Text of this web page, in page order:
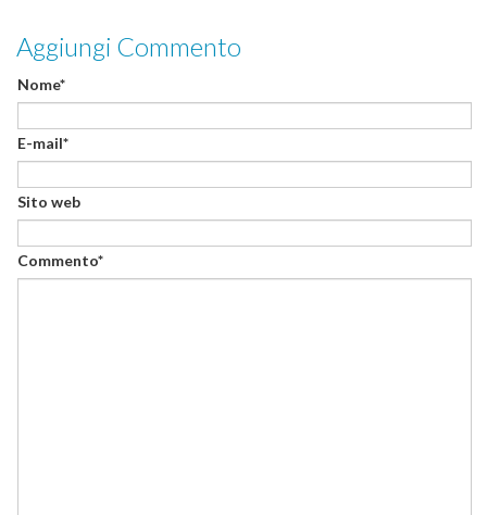
Aggiungi Commento
Nome*
E-mail*
Sito web
Commento*